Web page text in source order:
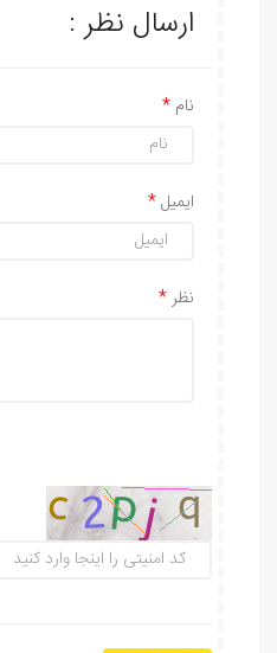
ارسال نظر :
نام
ایمیل
نظر